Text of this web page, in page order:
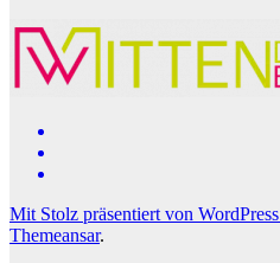
Mit Stolz präsentiert von WordPress
Themeansar.